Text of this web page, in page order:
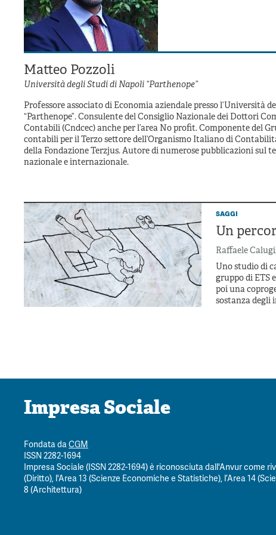
Matteo Pozzoli
Università degli Studi di Napoli “Parthenope”
Professore associato di Economia aziendale presso l’Università
“Parthenope”. Consulente del Consiglio Nazionale dei Dottori
Contabili (Cndcec) anche per l’area No profit. Componente del
contabili per il Terzo settore dell’Organismo Italiano di
della Fondazione Terzjus. Autore di numerose pubblicazioni sul
nazionale e internazionale.
saggi
Un
Raffaele Calugi,
Uno studio di
gruppo di ETS
poi una
sostanza degli
Impresa Sociale
Fondata daCGM
ISSN 2282-1694
Impresa Sociale (ISSN 2282-1694) è riconosciuta dall'Anvur come
(Diritto), l'Area 13 (Scienze Economiche e Statistiche), l’Area 14
8 (Architettura)